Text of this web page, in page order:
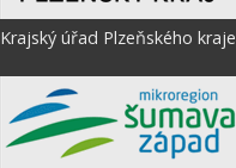
Krajský úřad Plzeňského kraje